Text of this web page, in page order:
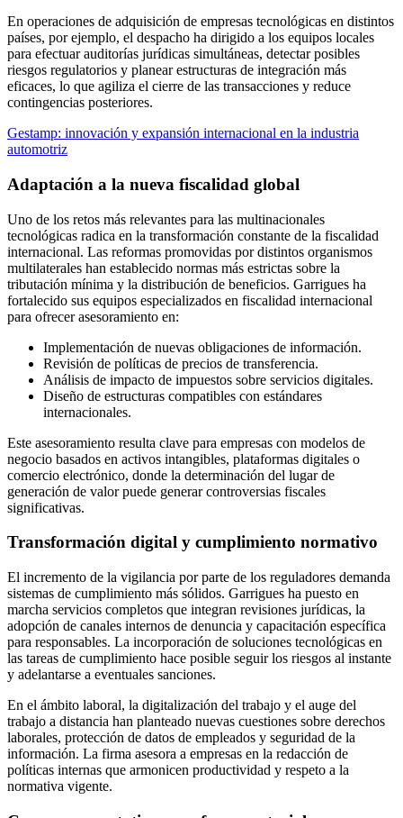
En operaciones de adquisición de empresas tecnológicas en distintos
países, por ejemplo, el despacho ha dirigido a los equipos locales
para efectuar auditorías jurídicas simultáneas, detectar posibles
riesgos regulatorios y planear estructuras de integración más
eficaces, lo que agiliza el cierre de las transacciones y reduce
contingencias posteriores.
Gestamp: innovación y expansión internacional en la industria
automotriz
Adaptación a la nueva fiscalidad global
Uno de los retos más relevantes para las multinacionales
tecnológicas radica en la transformación constante de la fiscalidad
internacional. Las reformas promovidas por distintos organismos
multilaterales han establecido normas más estrictas sobre la
tributación mínima y la distribución de beneficios. Garrigues ha
fortalecido sus equipos especializados en fiscalidad internacional
para ofrecer asesoramiento en:
Implementación de nuevas obligaciones de información.
Revisión de políticas de precios de transferencia.
Análisis de impacto de impuestos sobre servicios digitales.
Diseño de estructuras compatibles con estándares
internacionales.
Este asesoramiento resulta clave para empresas con modelos de
negocio basados en activos intangibles, plataformas digitales o
comercio electrónico, donde la determinación del lugar de
generación de valor puede generar controversias fiscales
significativas.
Transformación digital y cumplimiento normativo
El incremento de la vigilancia por parte de los reguladores demanda
sistemas de cumplimiento más sólidos. Garrigues ha puesto en
marcha servicios completos que integran revisiones jurídicas, la
adopción de canales internos de denuncia y capacitación específica
para responsables. La incorporación de soluciones tecnológicas en
las tareas de cumplimiento hace posible seguir los riesgos al instante
y adelantarse a eventuales sanciones.
En el ámbito laboral, la digitalización del trabajo y el auge del
trabajo a distancia han planteado nuevas cuestiones sobre derechos
laborales, protección de datos de empleados y seguridad de la
información. La firma asesora a empresas en la redacción de
políticas internas que armonicen productividad y respeto a la
normativa vigente.